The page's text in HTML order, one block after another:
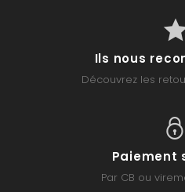
Ils nous
Découvrez les
Paiement
Par CB ou